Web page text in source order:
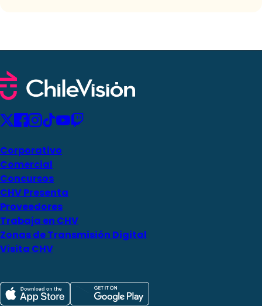
Corporativo
Comercial
Concursos
CHV Presenta
Proveedores
Trabaja en CHV
Zonas de Transmisión Digital
Visita CHV